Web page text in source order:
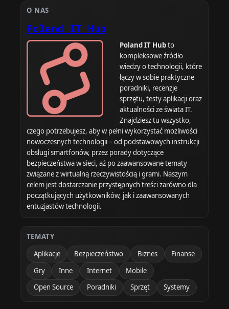
kable i klemy?
O NAS
Poland IT Hub
Poland IT Hubto
kompleksowe źródło
wiedzy o technologii, które
łączy w sobie praktyczne
poradniki, recenzje
sprzętu, testy aplikacji oraz
aktualności ze świata IT.
Znajdziesz tu wszystko,
czego potrzebujesz, aby w pełni wykorzystać możliwości
nowoczesnych technologii – od podstawowych instrukcji
obsługi smartfonów, przez porady dotyczące
bezpieczeństwa w sieci, aż po zaawansowane tematy
związane z wirtualną rzeczywistością i grami. Naszym
celem jest dostarczanie przystępnych treści zarówno dla
początkujących użytkowników, jak i zaawansowanych
entuzjastów technologii.
TEMATY
Aplikacje
Bezpieczeństwo Biznes
Finanse
Gry
Inne Internet
Mobile
Open Source
Poradniki Sprzęt Systemy